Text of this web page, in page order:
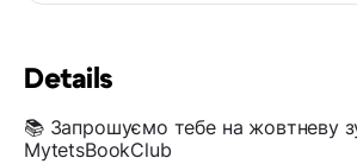
Details
📚 Запрошуємо тебе на жовтневу
MytetsBookClub